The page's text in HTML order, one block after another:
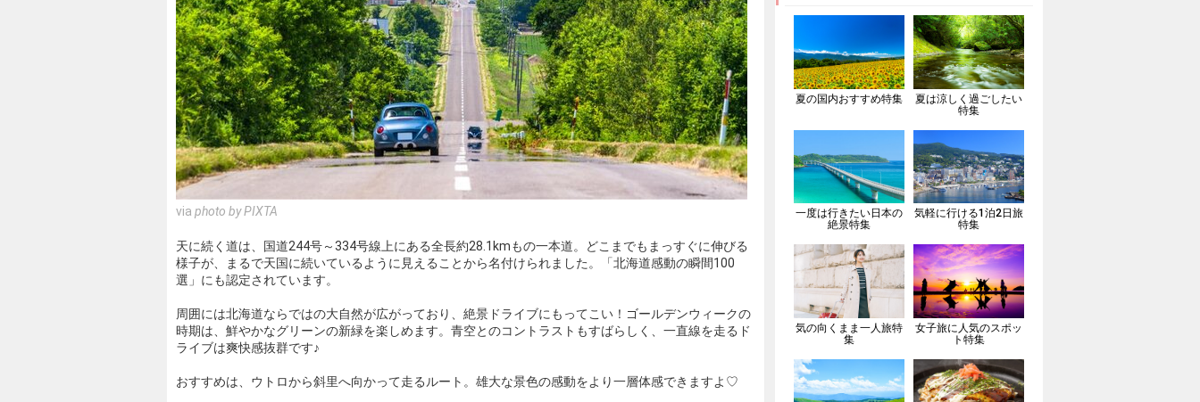
via photo by PIXTA
天に続く道は、国道244号～334号線上にある全長約28.1kmもの一本道。どこまでもまっすぐに伸びる
様子が、まるで天国に続いているように見えることから名付けられました。「北海道感動の瞬間100
選」にも認定されています。
周囲には北海道ならではの大自然が広がっており、絶景ドライブにもってこい！ゴールデンウィークの
時期は、鮮やかなグリーンの新緑を楽しめます。青空とのコントラストもすばらしく、一直線を走るド
ライブは爽快感抜群です♪
おすすめは、ウトロから斜里へ向かって走るルート。雄大な景色の感動をより一層体感できますよ♡
夏の国内おすすめ特集
夏は涼しく過ごしたい
特集
一度は行きたい日本の
絶景特集
気軽に行ける1泊2日旅
特集
気の向くまま一人旅特
集
女子旅に人気のスポッ
ト特集